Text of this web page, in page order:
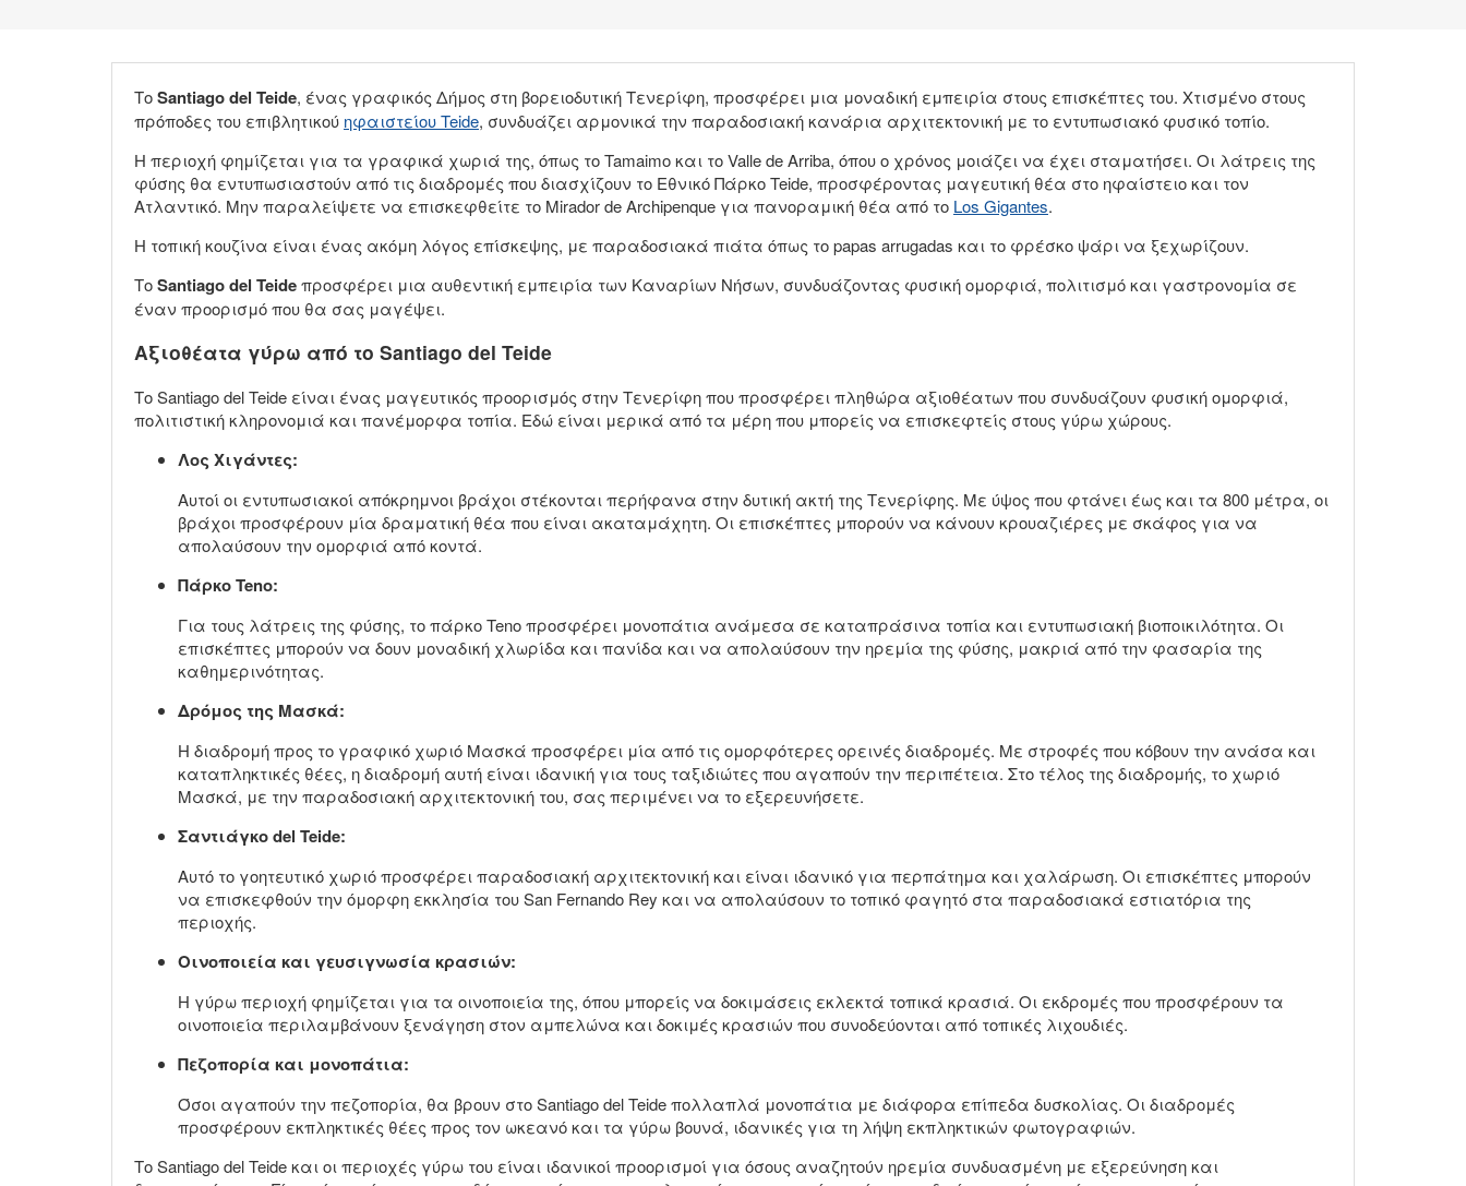
ΤοSantiago del Teide, ένας γραφικός Δήμος στη βορειοδυτική Τενερίφη, προσφέρει μια μοναδική εμπειρία στους επισκέπτες του. Χτισμένο στους
πρόποδες του επιβλητικού ηφαιστείου Teide, συνδυάζει αρμονικά την παραδοσιακή κανάρια αρχιτεκτονική με το εντυπωσιακό φυσικό τοπίο.
Η περιοχή φημίζεται για τα γραφικά χωριά της, όπως το Tamaimo και το Valle de Arriba, όπου ο χρόνος μοιάζει να έχει σταματήσει. Οι λάτρεις της
φύσης θα εντυπωσιαστούν από τις διαδρομές που διασχίζουν το Εθνικό Πάρκο Teide, προσφέροντας μαγευτική θέα στο ηφαίστειο και τον
Ατλαντικό. Μην παραλείψετε να επισκεφθείτε το Mirador de Archipenque για πανοραμική θέα από το Los Gigantes.
Η τοπική κουζίνα είναι ένας ακόμη λόγος επίσκεψης, με παραδοσιακά πιάτα όπως το papas arrugadas και το φρέσκο ψάρι να ξεχωρίζουν.
ΤοSantiago del Teideπροσφέρει μια αυθεντική εμπειρία των Καναρίων Νήσων, συνδυάζοντας φυσική ομορφιά, πολιτισμό και γαστρονομία σε
έναν προορισμό που θα σας μαγέψει.
Αξιοθέατα γύρω από το Santiago del Teide
Το Santiago del Teide είναι ένας μαγευτικός προορισμός στην Τενερίφη που προσφέρει πληθώρα αξιοθέατων που συνδυάζουν φυσική ομορφιά,
πολιτιστική κληρονομιά και πανέμορφα τοπία. Εδώ είναι μερικά από τα μέρη που μπορείς να επισκεφτείς στους γύρω χώρους.
Λος Χιγάντες:
Αυτοί οι εντυπωσιακοί απόκρημνοι βράχοι στέκονται περήφανα στην δυτική ακτή της Τενερίφης. Με ύψος που φτάνει έως και τα 800 μέτρα, οι
βράχοι προσφέρουν μία δραματική θέα που είναι ακαταμάχητη. Οι επισκέπτες μπορούν να κάνουν κρουαζιέρες με σκάφος για να
απολαύσουν την ομορφιά από κοντά.
Πάρκο Teno:
Για τους λάτρεις της φύσης, το πάρκο Teno προσφέρει μονοπάτια ανάμεσα σε καταπράσινα τοπία και εντυπωσιακή βιοποικιλότητα. Οι
επισκέπτες μπορούν να δουν μοναδική χλωρίδα και πανίδα και να απολαύσουν την ηρεμία της φύσης, μακριά από την φασαρία της
καθημερινότητας.
Δρόμος της Μασκά:
Η διαδρομή προς το γραφικό χωριό Μασκά προσφέρει μία από τις ομορφότερες ορεινές διαδρομές. Με στροφές που κόβουν την ανάσα και
καταπληκτικές θέες, η διαδρομή αυτή είναι ιδανική για τους ταξιδιώτες που αγαπούν την περιπέτεια. Στο τέλος της διαδρομής, το χωριό
Μασκά, με την παραδοσιακή αρχιτεκτονική του, σας περιμένει να το εξερευνήσετε.
Σαντιάγκο del Teide:
Αυτό το γοητευτικό χωριό προσφέρει παραδοσιακή αρχιτεκτονική και είναι ιδανικό για περπάτημα και χαλάρωση. Οι επισκέπτες μπορούν
να επισκεφθούν την όμορφη εκκλησία του San Fernando Rey και να απολαύσουν το τοπικό φαγητό στα παραδοσιακά εστιατόρια της
περιοχής.
Οινοποιεία και γευσιγνωσία κρασιών:
Η γύρω περιοχή φημίζεται για τα οινοποιεία της, όπου μπορείς να δοκιμάσεις εκλεκτά τοπικά κρασιά. Οι εκδρομές που προσφέρουν τα
οινοποιεία περιλαμβάνουν ξενάγηση στον αμπελώνα και δοκιμές κρασιών που συνοδεύονται από τοπικές λιχουδιές.
Πεζοπορία και μονοπάτια:
Όσοι αγαπούν την πεζοπορία, θα βρουν στο Santiago del Teide πολλαπλά μονοπάτια με διάφορα επίπεδα δυσκολίας. Οι διαδρομές
προσφέρουν εκπληκτικές θέες προς τον ωκεανό και τα γύρω βουνά, ιδανικές για τη λήψη εκπληκτικών φωτογραφιών.
Το Santiago del Teide και οι περιοχές γύρω του είναι ιδανικοί προορισμοί για όσους αναζητούν ηρεμία συνδυασμένη με εξερεύνηση και